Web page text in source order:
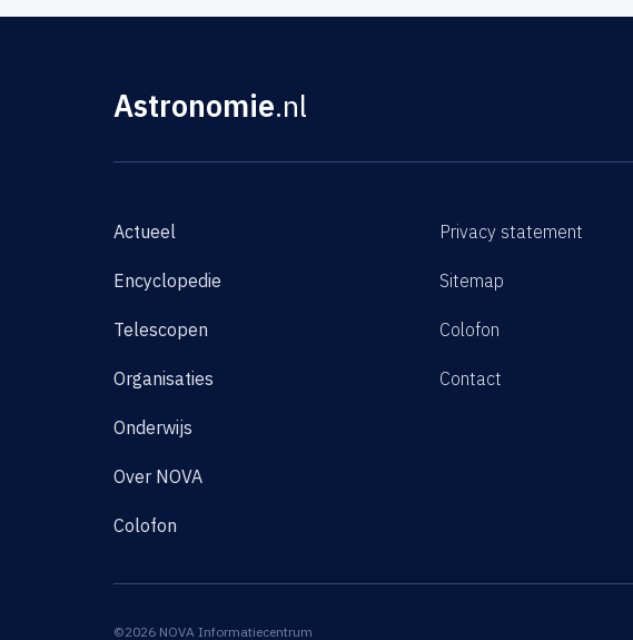
Astronomie.nl
Actueel
Encyclopedie
Telescopen
Organisaties
Onderwijs
Over NOVA
Colofon
Privacy statement
Sitemap
Colofon
Contact
©2026 NOVA Informatiecentrum